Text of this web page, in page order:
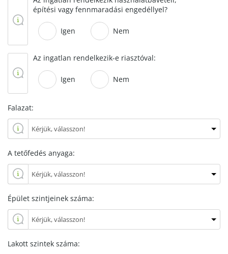
építési vagy fennmaradási engedéllyel?
Igen Nem
Az ingatlan rendelkezik-e riasztóval:
Igen Nem
Falazat:
A tetőfedés anyaga:
Épület szintjeinek száma:
Lakott szintek száma: